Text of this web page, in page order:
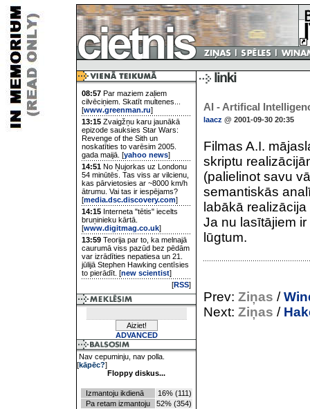
08:57 Par maziem zaļiem
cilvēciņiem. Skatīt multenes...
[www.greenman.ru]
13:15 Zvaigžņu karu jaunākā
epizode sauksies Star Wars:
Revenge of the Sith un
noskatīties to varēsim 2005.
gada maijā. [yahoo news]
14:51 No Ņujorkas uz Londonu
54 minūtēs. Tas viss ar vilcienu,
kas pārvietosies ar ~8000 km/h
ātrumu. Vai tas ir iespējams?
[media.dsc.discovery.com]
14:15 Interneta "tētis" iecelts
bruņinieku kārtā.
[www.digitmag.co.uk]
13:59 Teorija par to, ka melnajā
caurumā viss pazūd bez pēdām
var izrādīties nepatiesa un 21.
jūlijā Stephen Hawking centīsies
to pierādīt. [new scientist]
[RSS]
ADVANCED
Nav cepuminju, nav polla.
[kāpēc?]
Floppy diskus...
Izmantoju ikdienā
16% (111)
Pa retam izmantoju
52% (354)
AI - Artifical
laacz @ 2001-09-30 20:35
Filmas A.I.
skriptu
(palielinot savu
semantiskās
labākā
Ja nu lasītājiem
lūgtum.
Prev: Ziņas /
Next: Ziņas /